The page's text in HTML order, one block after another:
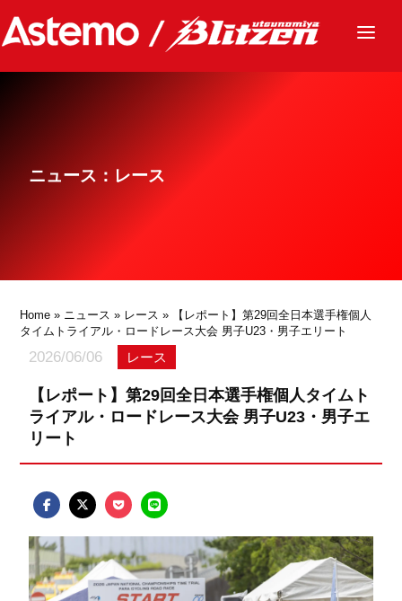
ニュース
グッズ
ニュース：レース
Home » ニュース » レース » 【レポート】第29回全日本選手権個人
タイムトライアル・ロードレース大会 男子U23・男子エリート
2026/06/06 レース
【レポート】第29回全日本選手権個人タイムト
ライアル・ロードレース大会 男子U23・男子エ
リート